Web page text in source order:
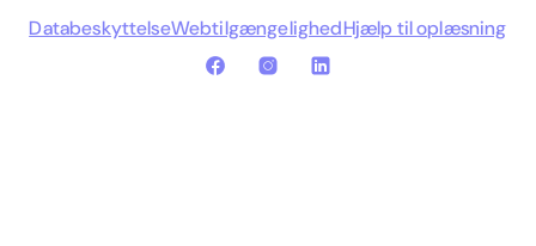
DatabeskyttelseWebtilgængelighedHjælp til oplæsning